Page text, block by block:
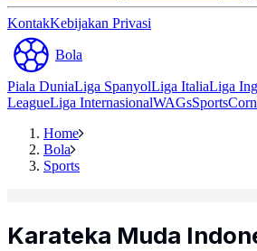
KontakKebijakan Privasi
Bola
Piala DuniaLiga SpanyolLiga ItaliaLiga
LeagueLiga InternasionalWAGsSports
Home
Bola
Sports
Karateka Muda